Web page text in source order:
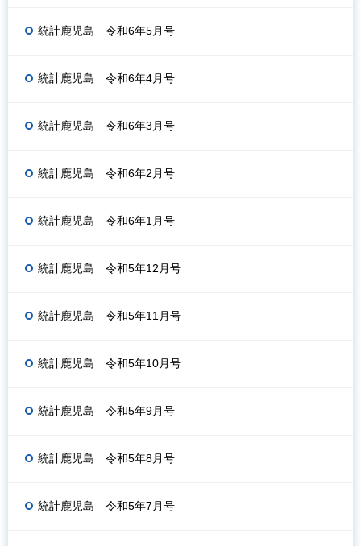
統計鹿児島 令和6年5月号
統計鹿児島 令和6年4月号
統計鹿児島 令和6年3月号
統計鹿児島 令和6年2月号
統計鹿児島 令和6年1月号
統計鹿児島 令和5年12月号
統計鹿児島 令和5年11月号
統計鹿児島 令和5年10月号
統計鹿児島 令和5年9月号
統計鹿児島 令和5年8月号
統計鹿児島 令和5年7月号